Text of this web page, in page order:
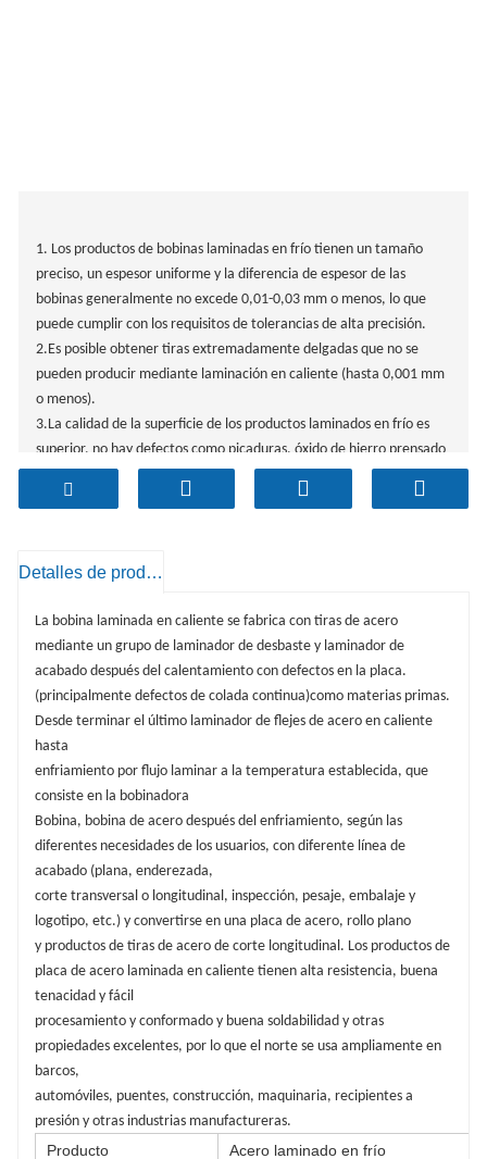
1. Los productos de bobinas laminadas en frío tienen un tamaño
preciso, un espesor uniforme y la diferencia de espesor de las
bobinas generalmente no excede 0,01-0,03 mm o menos, lo que
puede cumplir con los requisitos de tolerancias de alta precisión.
2.Es posible obtener tiras extremadamente delgadas que no se
pueden producir mediante laminación en caliente (hasta 0,001 mm
o menos).
3.La calidad de la superficie de los productos laminados en frío es
superior, no hay defectos como picaduras, óxido de hierro prensado
etc., que a menudo se encuentran en bobinas laminadas en
según los requerimientos del usuario. Superficie rugosa, etc., para
4.La placa laminada en frío tiene buenas propiedades mecánicas y
de proceso (como mayor resistencia, límite elástico más bajo, buena
capacidad de embutición profunda, etc.).
5. El laminado a alta velocidad y el laminado continuo se pueden
realizar con alta productividad.
Detalles de producto
La bobina laminada en caliente se fabrica con tiras de acero
mediante un grupo de laminador de desbaste y laminador de
acabado después del calentamiento con defectos en la placa.
(principalmente defectos de colada continua)como materias primas.
Desde terminar el último laminador de flejes de acero en caliente
hasta
enfriamiento por flujo laminar a la temperatura establecida, que
consiste en la bobinadora
Bobina, bobina de acero después del enfriamiento, según las
diferentes necesidades de los usuarios, con diferente línea de
acabado (plana, enderezada,
corte transversal o longitudinal, inspección, pesaje, embalaje y
logotipo, etc.) y convertirse en una placa de acero, rollo plano
y productos de tiras de acero de corte longitudinal. Los productos de
placa de acero laminada en caliente tienen alta resistencia, buena
tenacidad y fácil
procesamiento y conformado y buena soldabilidad y otras
propiedades excelentes, por lo que el norte se usa ampliamente en
barcos,
automóviles, puentes, construcción, maquinaria, recipientes a
presión y otras industrias manufactureras.
Producto Acero laminado en frío